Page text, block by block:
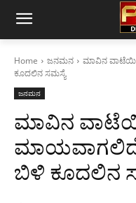
Home ಜನಮನ
ಮಾವಿನ
ಕೂದಲಿನ ಸಮಸ್ಯೆ
ಜನಮನ
ಮಾವಿನ
ಮಾಯವಾಗಲಿದೆ
ಬಿಳಿ ಕೂದಲಿನ